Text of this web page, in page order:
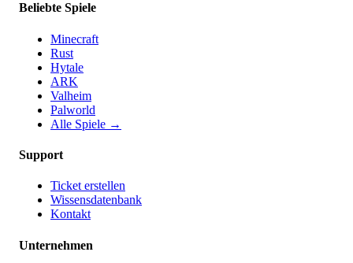
Beliebte Spiele
Minecraft
Rust
Hytale
ARK
Valheim
Palworld
Alle Spiele →
Support
Ticket erstellen
Wissensdatenbank
Kontakt
Unternehmen